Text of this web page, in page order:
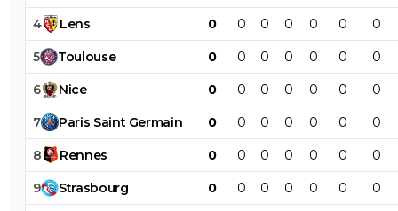
4 Lens 0 0 0 0 0 0 0
5 Toulouse 0 0 0 0 0 0 0
6 Nice 0 0 0 0 0 0 0
7 Paris Saint Germain 0 0 0 0 0 0 0
8 Rennes 0 0 0 0 0 0 0
9 Strasbourg 0 0 0 0 0 0 0